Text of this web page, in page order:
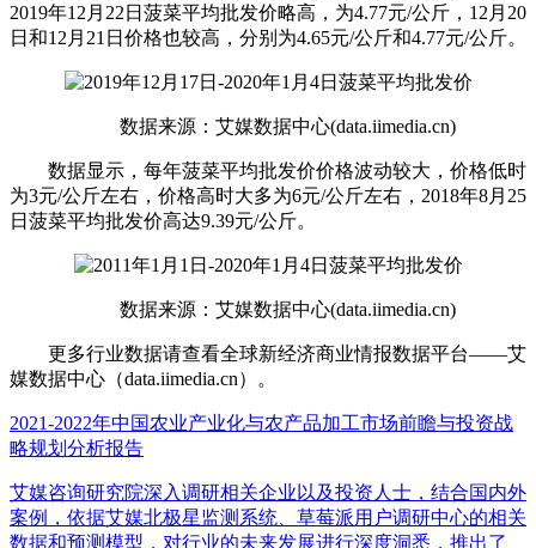
2019年12月22日菠菜平均批发价略高，为4.77元/公斤，12月20
日和12月21日价格也较高，分别为4.65元/公斤和4.77元/公斤。
数据来源：艾媒数据中心(data.iimedia.cn)
数据显示，每年菠菜平均批发价价格波动较大，价格低时
为3元/公斤左右，价格高时大多为6元/公斤左右，2018年8月25
日菠菜平均批发价高达9.39元/公斤。
数据来源：艾媒数据中心(data.iimedia.cn)
更多行业数据请查看全球新经济商业情报数据平台——艾
媒数据中心（data.iimedia.cn）。
2021-2022年中国农业产业化与农产品加工市场前瞻与投资战
略规划分析报告
艾媒咨询研究院深入调研相关企业以及投资人士，结合国内外
案例，依据艾媒北极星监测系统、草莓派用户调研中心的相关
数据和预测模型，对行业的未来发展进行深度洞悉，推出了